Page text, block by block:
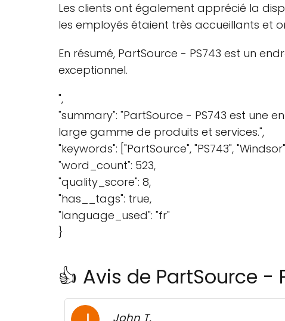
Les clients ont également apprécié la
les employés étaient très accueillants et
En résumé, PartSource - PS743 est un
exceptionnel.
",
"summary": "PartSource - PS743 est une
large gamme de produits et services.",
"keywords": ["PartSource", "PS743",
"word_count": 523,
"quality_score": 8,
"has__tags": true,
"language_used": "fr"
}
👍 Avis de PartSource -
John T.